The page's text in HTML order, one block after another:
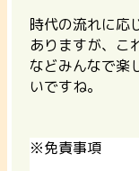
時代の流れに応
ありますが、こ
などみんなで楽
いですね。
※免責事項